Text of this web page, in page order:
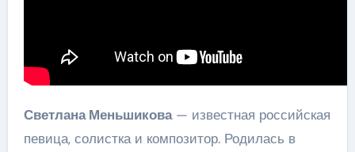
Светлана Меньшикова— известная российская
певица, солистка и композитор. Родилась в